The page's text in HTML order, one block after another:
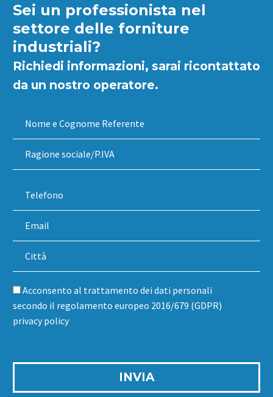
Sei un professionista nel
settore delle forniture
industriali?
Richiedi informazioni, sarai ricontattato
da un nostro operatore.
Acconsento al trattamento dei dati personali
secondo il regolamento europeo 2016/679 (GDPR)
privacy policy